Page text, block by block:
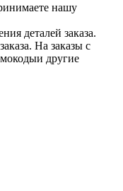
нашу
деталей заказа.
На заказы с
другие